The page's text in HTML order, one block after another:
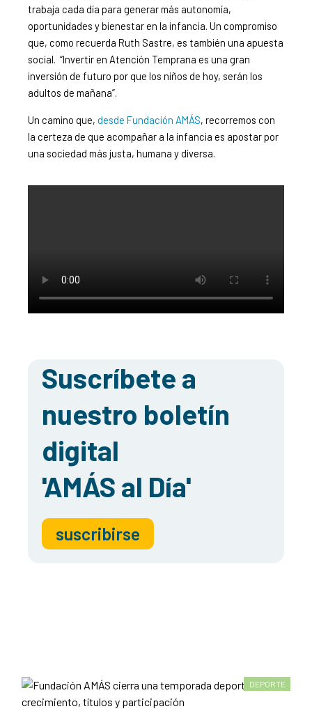
trabaja cada día para generar más autonomía,
oportunidades y bienestar en la infancia. Un compromiso
que, como recuerda Ruth Sastre, es también una apuesta
social. “Invertir en Atención Temprana es una gran
inversión de futuro por que los niños de hoy, serán los
adultos de mañana”.
Un camino que, desde Fundación AMÁS, recorremos con
la certeza de que acompañar a la infancia es apostar por
una sociedad más justa, humana y diversa.
Suscríbete a
nuestro boletín
digital
'AMÁS al Día'
suscribirse
DEPORTE